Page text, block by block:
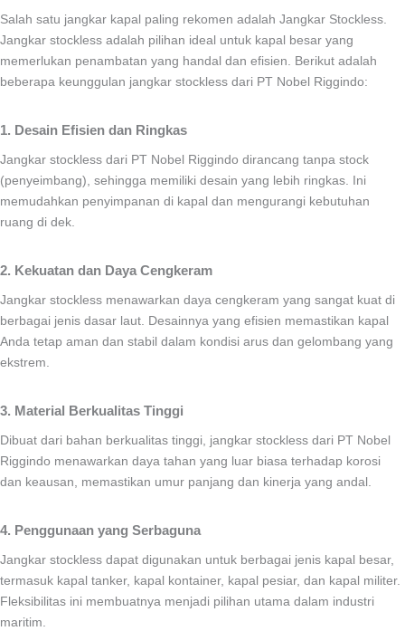
Salah satu jangkar kapal paling rekomen adalah Jangkar Stockless.
Jangkar stockless adalah pilihan ideal untuk kapal besar yang
memerlukan penambatan yang handal dan efisien. Berikut adalah
beberapa keunggulan jangkar stockless dari PT Nobel Riggindo:
1. Desain Efisien dan Ringkas
Jangkar stockless dari PT Nobel Riggindo dirancang tanpa stock
(penyeimbang), sehingga memiliki desain yang lebih ringkas. Ini
memudahkan penyimpanan di kapal dan mengurangi kebutuhan
ruang di dek.
2. Kekuatan dan Daya Cengkeram
Jangkar stockless menawarkan daya cengkeram yang sangat kuat di
berbagai jenis dasar laut. Desainnya yang efisien memastikan kapal
Anda tetap aman dan stabil dalam kondisi arus dan gelombang yang
ekstrem.
3. Material Berkualitas Tinggi
Dibuat dari bahan berkualitas tinggi, jangkar stockless dari PT Nobel
Riggindo menawarkan daya tahan yang luar biasa terhadap korosi
dan keausan, memastikan umur panjang dan kinerja yang andal.
4. Penggunaan yang Serbaguna
Jangkar stockless dapat digunakan untuk berbagai jenis kapal besar,
termasuk kapal tanker, kapal kontainer, kapal pesiar, dan kapal militer.
Fleksibilitas ini membuatnya menjadi pilihan utama dalam industri
maritim.